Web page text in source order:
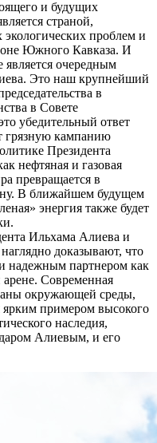
и будущих
страной,
проблем и
Южного Кавказа. И
очередным
Это наш крупнейший
в
в Совете
убедительный ответ
грязную кампанию
Президента
нефтяная и газовая
превращается в
В ближайшем будущем
энергия также будет
Ильхама Алиева и
доказывают, что
надежным парт­нером как
Современная
окружающей среды,
ярким примером высокого
наследия,
Алиевым, и его